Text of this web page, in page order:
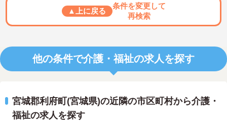
▲上に戻る
条件を変更して
再検索
他の条件で介護・福祉の求人を探す
宮城郡利府町(宮城県)の近隣の市区町村から介護・
福祉の求人を探す